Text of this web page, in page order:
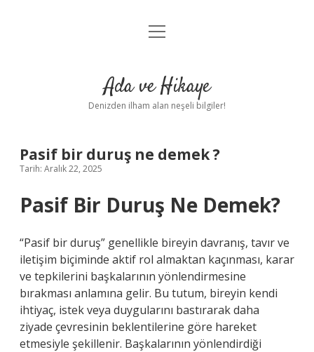
Anasayfa
Yasal Uyarı
menüyü
Ada ve Hikaye
Denizden ilham alan neşeli bilgiler!
Pasif bir duruş ne demek ?
Tarih: Aralık 22, 2025
Pasif Bir Duruş Ne Demek?
“Pasif bir duruş” genellikle bireyin davranış, tavır ve
iletişim biçiminde aktif rol almaktan kaçınması, karar
ve tepkilerini başkalarının yönlendirmesine
bırakması anlamına gelir. Bu tutum, bireyin kendi
ihtiyaç, istek veya duygularını bastırarak daha
ziyade çevresinin beklentilerine göre hareket
etmesiyle şekillenir. Başkalarının yönlendirdiği